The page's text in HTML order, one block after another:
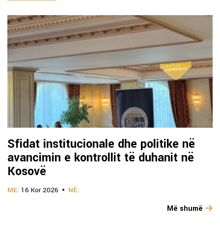
Sfidat institucionale dhe politike në
avancimin e kontrollit të duhanit në
Kosovë
ME: 16 Kor 2026 NË:
Më shumë